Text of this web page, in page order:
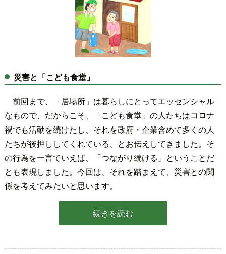
災害と「こども食堂」
前回まで、「居場所」は暮らしにとってエッセンシャル
なもので、だからこそ、「こども食堂」の人たちはコロナ
禍でも活動を続けたし、それを政府・企業含めて多くの人
たちが後押ししてくれている、とお伝えしてきました。そ
の行為を一言でいえば、「つながり続ける」ということだ
とも表現しました。今回は、それを踏まえて、災害との関
係を考えてみたいと思います。
続きを読む